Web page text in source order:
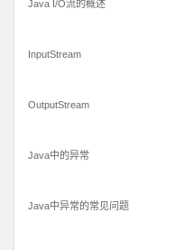
Java I/O流的概述
InputStream
OutputStream
Java中的异常
Java中异常的常见问题